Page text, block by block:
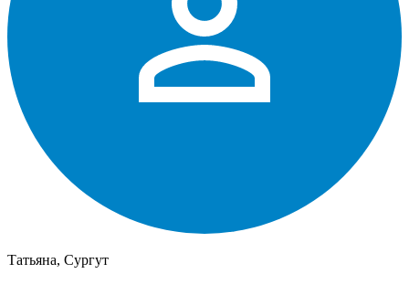
Татьяна, Сургут